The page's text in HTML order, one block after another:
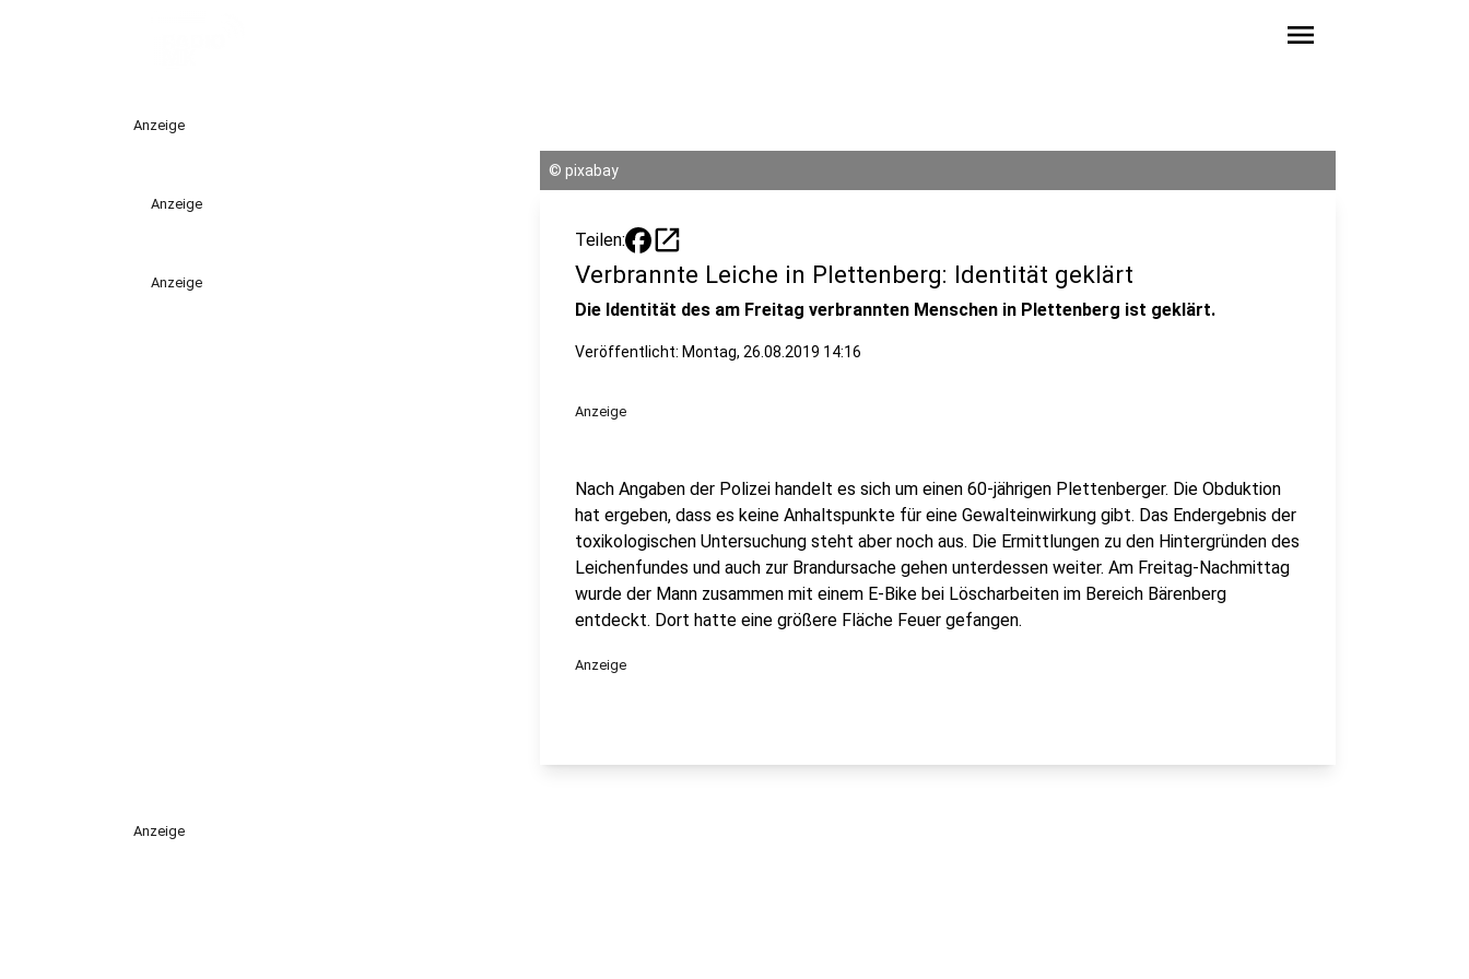
menu
Anzeige
Anzeige
Anzeige
© pixabay
Teilen: open_in_new
Verbrannte Leiche in Plettenberg: Identität geklärt
Die Identität des am Freitag verbrannten Menschen in Plettenberg ist geklärt.
Veröffentlicht: Montag, 26.08.2019 14:16
Anzeige
Nach Angaben der Polizei handelt es sich um einen 60-jährigen Plettenberger. Die Obduktion
hat ergeben, dass es keine Anhaltspunkte für eine Gewalteinwirkung gibt. Das Endergebnis der
toxikologischen Untersuchung steht aber noch aus. Die Ermittlungen zu den Hintergründen des
Leichenfundes und auch zur Brandursache gehen unterdessen weiter. Am Freitag-Nachmittag
wurde der Mann zusammen mit einem E-Bike bei Löscharbeiten im Bereich Bärenberg
entdeckt. Dort hatte eine größere Fläche Feuer gefangen.
Anzeige
Anzeige